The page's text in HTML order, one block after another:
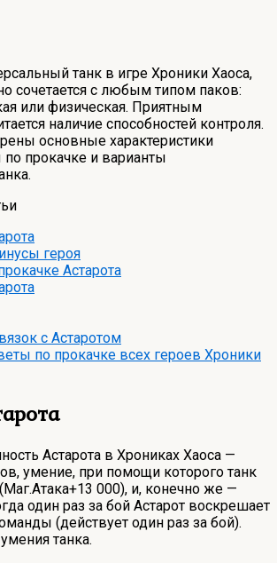
танк в игре Хроники Хаоса,
сочетается с любым типом паков:
или физическая. Приятным
наличие способностей контроля.
основные характеристики
по прокачке и варианты
героя
Астарота
с Астаротом
по прокачке всех героев Хроники
Астарота в Хрониках Хаоса —
умение, при помощи которого танк
000), и, конечно же —
один раз за бой Астарот воскрешает
(действует один раз за бой).
танка.